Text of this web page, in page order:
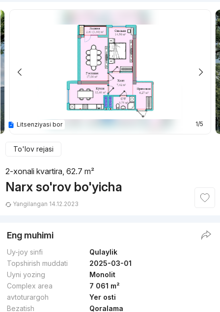
1/5
Litsenziyasi bor
To'lov rejasi
2-xonali kvartira, 62.7 m²
Narx so'rov bo'yicha
Yangilangan 14.12.2023
Eng muhimi
Uy-joy sinfi
Qulaylik
Topshirish muddati
2025-03-01
Uyni yozing
Monolit
Complex area
7 061 m²
avtoturargoh
Yer osti
Bezatish
Qoralama